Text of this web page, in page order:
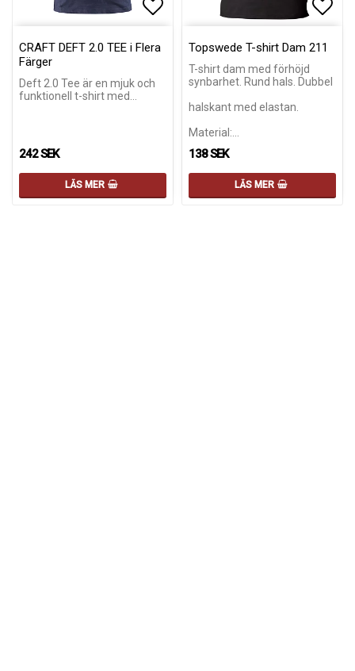
Lägg till i favoritlistan
Lägg till i favoritlistan
CRAFT DEFT 2.0 TEE i Flera
Färger
Deft 2.0 Tee är en mjuk och
funktionell t-shirt med…
242 SEK
LÄS MER
Topswede T-shirt Dam 211
T-shirt dam med förhöjd
synbarhet. Rund hals. Dubbel
halskant med elastan.
Material:…
138 SEK
LÄS MER